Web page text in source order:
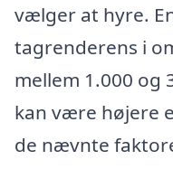
vælger at hyre.
tagrenderens i
mellem 1.000 og
kan være højere
de nævnte